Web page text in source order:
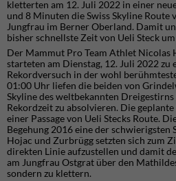
kletterten am 12. Juli 2022 in einer
und 8 Minuten die Swiss Skyline Route
Jungfrau im Berner Oberland. Damit
bisher schnellste Zeit von Ueli Steck
Der Mammut Pro Team Athlet Nicolas
starteten am Dienstag, 12. Juli 2022 zu
Rekordversuch in der wohl
01:00 Uhr liefen die beiden von
Skyline des weltbekannten
Rekordzeit zu absolvieren. Die
einer Passage von Ueli Stecks Route.
Begehung 2016 eine der schwierigsten
Hojac und Zurbrügg setzten sich zum
direkten Linie aufzustellen und damit
am Jungfrau Ostgrat über den
sondern zu klettern.